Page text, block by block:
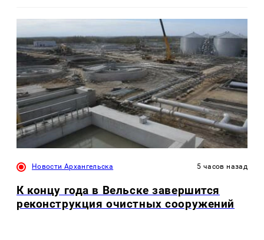
Новости Архангельска 5 часов назад
К концу года в Вельске завершится
реконструкция очистных сооружений